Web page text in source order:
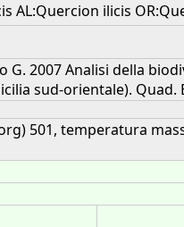
AL:Quercion ilicis
G. 2007 Analisi della
sud-orientale). Quad.
501, temperatura